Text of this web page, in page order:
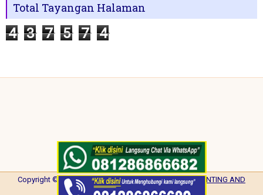
Total Tayangan Halaman
4 3 7 5 7 4
Copyright ©2026NISA PRINTING| Powered byNISA PRINTING AND
PROMOTION